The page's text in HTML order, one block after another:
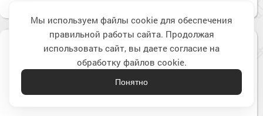
Мы используем файлы cookie для обеспечения
правильной работы сайта. Продолжая
использовать сайт, вы даете согласие на
обработку файлов cookie.
Понятно